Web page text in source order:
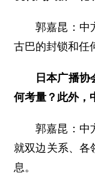
郭嘉昆：中
古巴的封锁和任
日本广播
何考量？此外，
郭嘉昆：中
就双边关系、各
息。